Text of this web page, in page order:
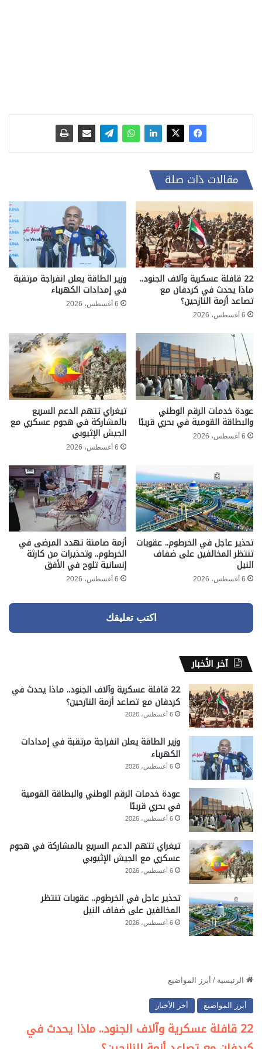
مقالات ذات صلة
22 قافلة عسكرية وآلاف الجنود..
ماذا يحدث في كردفان مع
تصاعد أزمة النازحين؟
6 أغسطس، 2026
وزير الطاقة يعلن انفراجة مرتقبة
في إمدادات الكهرباء
6 أغسطس، 2026
عودة خدمات الرقم الوطني
والبطاقة القومية في بحري قريبًا
6 أغسطس، 2026
تيغراي تتهم الدعم السريع
بالمشاركة في هجوم عسكري مع
الجيش الإثيوبي
6 أغسطس، 2026
تحذير عاجل في الخرطوم.. عقوبات
تنتظر المخالفين على ضفاف
النيل
6 أغسطس، 2026
أزمة صامتة تهدد المرضى في
الخرطوم.. وتحذيرات من كارثة
إنسانية تلوح في الأفق
6 أغسطس، 2026
اكتب تعليقك
آخر الأخبار
22 قافلة عسكرية وآلاف الجنود.. ماذا يحدث في
كردفان مع تصاعد أزمة النازحين؟
6 أغسطس، 2026
وزير الطاقة يعلن انفراجة مرتقبة في إمدادات
الكهرباء
6 أغسطس، 2026
عودة خدمات الرقم الوطني والبطاقة القومية
في بحري قريبًا
6 أغسطس، 2026
تيغراي تتهم الدعم السريع بالمشاركة في هجوم
عسكري مع الجيش الإثيوبي
6 أغسطس، 2026
تحذير عاجل في الخرطوم.. عقوبات تنتظر
المخالفين على ضفاف النيل
6 أغسطس، 2026